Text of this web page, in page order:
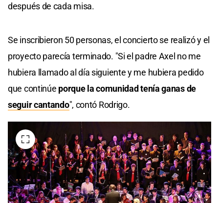
después de cada misa.
Se inscribieron 50 personas, el concierto se realizó y el
proyecto parecía terminado. "Si el padre Axel no me
hubiera llamado al día siguiente y me hubiera pedido
que continúe porque la comunidad tenía ganas de
seguir cantando", contó Rodrigo.